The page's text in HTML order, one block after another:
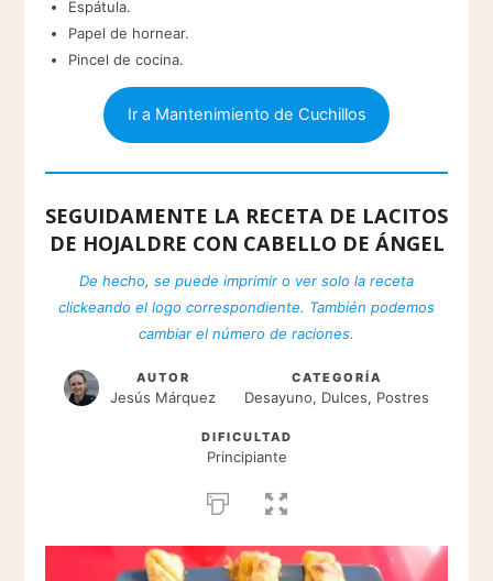
Espátula.
Papel de hornear.
Pincel de cocina.
Ir a Mantenimiento de Cuchillos
SEGUIDAMENTE LA RECETA DE LACITOS
DE HOJALDRE CON CABELLO DE ÁNGEL
De hecho, se puede imprimir o ver solo la receta
clickeando el logo correspondiente. También podemos
cambiar el número de raciones.
AUTOR
Jesús Márquez
CATEGORÍA
Desayuno, Dulces, Postres
DIFICULTAD
Principiante